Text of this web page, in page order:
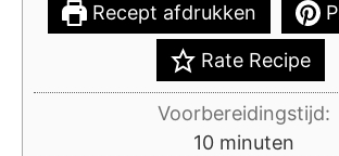
Recept afdrukken
Rate Recipe
Voorbereidingstijd:
10minuten
minuten